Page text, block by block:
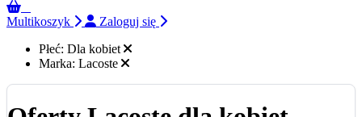
Multikoszyk
Zaloguj się
Płeć: Dla kobiet
Marka: Lacoste